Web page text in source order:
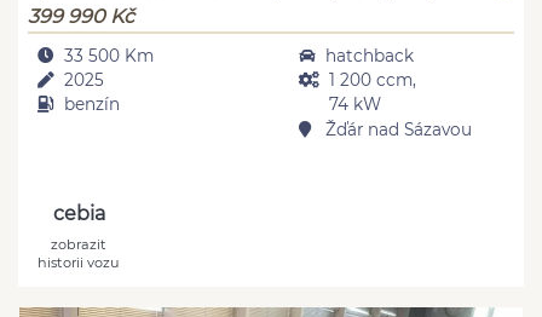
399 990 Kč
33 500 Km
2025
benzín
hatchback
1 200 ccm,
74 kW
Žďár nad Sázavou
cebia
zobrazit
historii vozu